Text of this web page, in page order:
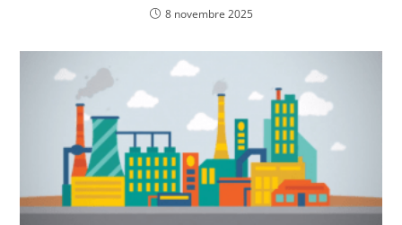
8 novembre 2025